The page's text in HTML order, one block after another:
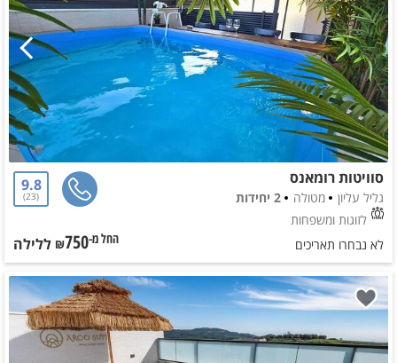
סוויטות רומאנס
גליל עליון מטולה
2 יחידות
לזוגות ומשפחות
9.8
23
לא נבחרו תאריכים החל מ-₪750 ללילה